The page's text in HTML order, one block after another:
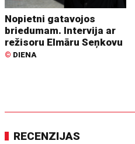
Nopietni gatavojos
briedumam. Intervija ar
režisoru Elmāru Seņkovu
© DIENA
RECENZIJAS